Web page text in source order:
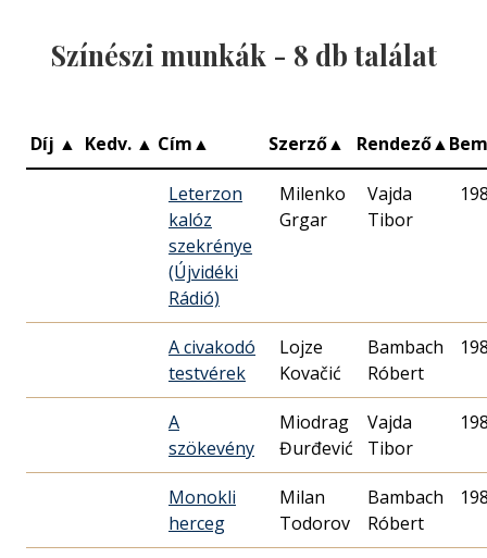
Színészi munkák - 8 db találat
Díj ▲ Kedv. ▲ Cím▲ Szerző▲ Rendező▲
Leterzon
kalóz
szekrénye
(Újvidéki
Rádió)
Milenko
Grgar
Vajda
Tibor
A civakodó
testvérek
Lojze
Kovačić
Bambach
Róbert
A
szökevény
Miodrag
Đurđević
Vajda
Tibor
Monokli
herceg
Milan
Todorov
Bambach
Róbert